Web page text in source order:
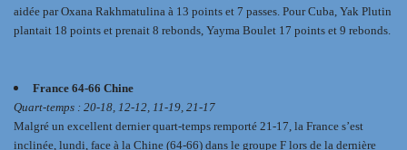
aidée par Oxana Rakhmatulina à 13 points et 7 passes. Pour Cuba, Yak Plutin
plantait 18 points et prenait 8 rebonds, Yayma Boulet 17 points et 9 rebonds.
France 64-66 Chine
Quart-temps : 20-18, 12-12, 11-19, 21-17
Malgré un excellent dernier quart-temps remporté 21-17, la France s’est
inclinée, lundi, face à la Chine (64-66) dans le groupe F lors de la dernière